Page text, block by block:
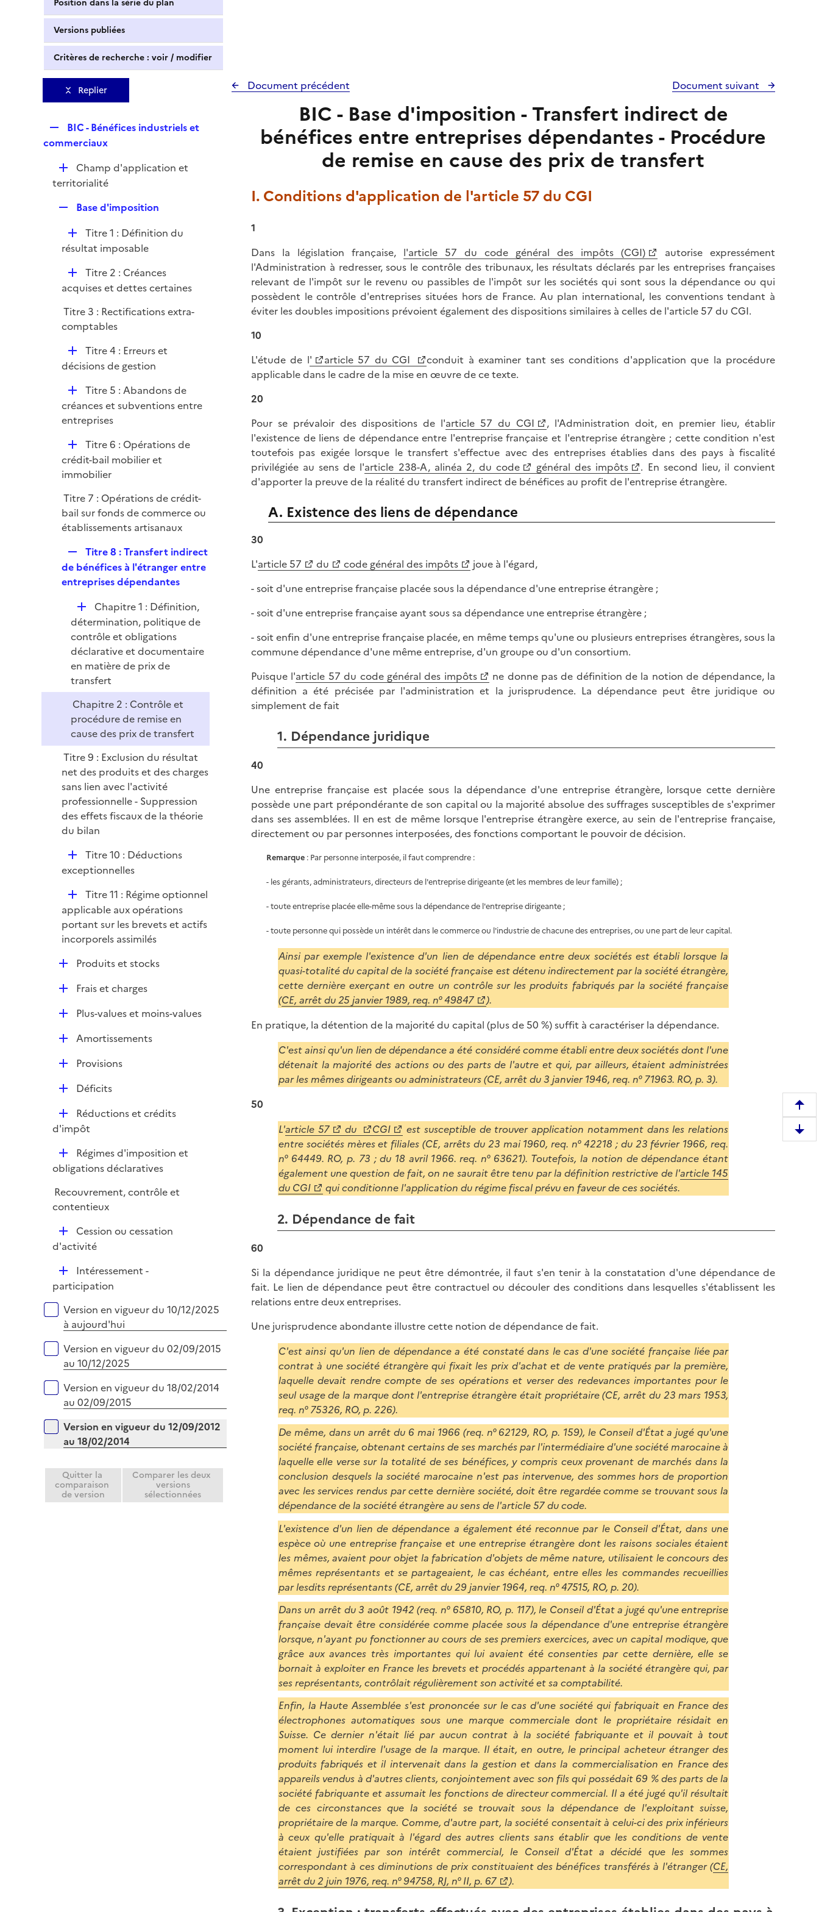
Position dans la série du plan
Versions publiées
Critères de recherche : voir / modifier
Replier
e
l
i
BIC - Bénéfices industriels et
commerciaux
D
é
i
e
r
Champ d'application et
territorialité
p
l
i
e
r
Base d'imposition
D
é
i
r
Titre 1 : Définition du
résultat imposable
D
é
l
i
r
Titre 2 : Créances
acquises et dettes certaines
Titre 3 : Rectifications extra-
comptables
D
é
i
e
Titre 4 : Erreurs et
décisions de gestion
D
é
p
e
r
Titre 5 : Abandons de
créances et subventions entre
entreprises
D
é
p
i
e
r
Titre 6 : Opérations de
crédit-bail mobilier et
immobilier
Titre 7 : Opérations de crédit-
bail sur fonds de commerce ou
établissements artisanaux
e
p
i
e
r
Titre 8 : Transfert indirect
de bénéfices à l'étranger entre
entreprises dépendantes
D
é
p
l
i
e
r
Chapitre 1 : Définition,
détermination, politique de
contrôle et obligations
déclarative et documentaire
en matière de prix de
transfert
Chapitre 2 : Contrôle et
procédure de remise en
cause des prix de transfert
Titre 9 : Exclusion du résultat
net des produits et des charges
sans lien avec l'activité
professionnelle - Suppression
des effets fiscaux de la théorie
du bilan
D
é
i
e
r
Titre 10 : Déductions
exceptionnelles
D
é
p
l
e
r
Titre 11 : Régime optionnel
applicable aux opérations
portant sur les brevets et actifs
incorporels assimilés
DProduits et stocks
DFrais et charges
D
p
Plus-values et moins-values
D
r
Amortissements
D
e
Provisions
D
l
r
Déficits
D
é
i
r
Réductions et crédits
d'impôt
D
é
l
i
Régimes d'imposition et
obligations déclaratives
Recouvrement, contrôle et
contentieux
D
é
i
e
r
Cession ou cessation
d'activité
D
é
l
i
e
Intéressement -
participation
Versions sur la période
Version en vigueur du 10/12/2025
à aujourd'hui
Version en vigueur du 02/09/2015
au 10/12/2025
Version en vigueur du 18/02/2014
au 02/09/2015
Version en vigueur du 12/09/2012
au 18/02/2014
Quitter la
comparaison
de version
Comparer les deux
versions
sélectionnées
Document précédent Document suivant
BIC - Base d'imposition - Transfert indirect de
bénéfices entre entreprises dépendantes - Procédure
de remise en cause des prix de transfert
I. Conditions d'application de l'article 57 du CGI
1
Dans la législation française, l'article 57 du code général des impôts (CGI)
autorise expressément
l'Administration à redresser, sous le contrôle des tribunaux, les résultats déclarés par les entreprises françaises
relevant de l'impôt sur le revenu ou passibles de l'impôt sur les sociétés qui sont sous la dépendance ou qui
possèdent le contrôle d'entreprises situées hors de France. Au plan international, les conventions tendant à
éviter les doubles impositions prévoient également des dispositions similaires à celles de l'article 57 du CGI.
10
L'étude de l' article 57 du CGI
conduit à examiner tant ses conditions d'application que la procédure
applicable dans le cadre de la mise en œuvre de ce texte.
20
Pour se prévaloir des dispositions de l'article 57 du CGI
, l'Administration doit, en premier lieu, établir
l'existence de liens de dépendance entre l'entreprise française et l'entreprise étrangère ; cette condition n'est
toutefois pas exigée lorsque le transfert s'effectue avec des entreprises établies dans des pays à fiscalité
privilégiée au sens de l'article 238-A, alinéa 2, du code général des impôts
. En second lieu, il convient
d'apporter la preuve de la réalité du transfert indirect de bénéfices au profit de l'entreprise étrangère.
A. Existence des liens de dépendance
30
L'article 57 du code général des impôts
joue à l'égard,
- soit d'une entreprise française placée sous la dépendance d'une entreprise étrangère ;
- soit d'une entreprise française ayant sous sa dépendance une entreprise étrangère ;
- soit enfin d'une entreprise française placée, en même temps qu'une ou plusieurs entreprises étrangères, sous la
commune dépendance d'une même entreprise, d'un groupe ou d'un consortium.
Puisque l'article 57 du code général des impôts
ne donne pas de définition de la notion de dépendance, la
définition a été précisée par l'administration et la jurisprudence. La dépendance peut être juridique ou
simplement de fait
1. Dépendance juridique
40
Une entreprise française est placée sous la dépendance d'une entreprise étrangère, lorsque cette dernière
possède une part prépondérante de son capital ou la majorité absolue des suffrages susceptibles de s'exprimer
dans ses assemblées. Il en est de même lorsque l'entreprise étrangère exerce, au sein de l'entreprise française,
directement ou par personnes interposées, des fonctions comportant le pouvoir de décision.
Remarque: Par personne interposée, il faut comprendre :
- les gérants, administrateurs, directeurs de l'entreprise dirigeante (et les membres de leur famille) ;
- toute entreprise placée elle-même sous la dépendance de l'entreprise dirigeante ;
- toute personne qui possède un intérêt dans le commerce ou l'industrie de chacune des entreprises, ou une part de leur capital.
Ainsi par exemple l'existence d'un lien de dépendance entre deux sociétés est établi lorsque la
quasi-totalité du capital de la société française est détenu indirectement par la société étrangère,
cette dernière exerçant en outre un contrôle sur les produits fabriqués par la société française
(CE, arrêt du 25 janvier 1989, req. n° 49847
).
En pratique, la détention de la majorité du capital (plus de 50 %) suffit à caractériser la dépendance.
C'est ainsi qu'un lien de dépendance a été considéré comme établi entre deux sociétés dont l'une
détenait la majorité des actions ou des parts de l'autre et qui, par ailleurs, étaient administrées
par les mêmes dirigeants ou administrateurs (CE, arrêt du 3 janvier 1946, req. n° 71963. RO, p. 3).
50
L'article 57 du CGI
est susceptible de trouver application notamment dans les relations
entre sociétés mères et filiales (CE, arrêts du 23 mai 1960, req. n° 42218 ; du 23 février 1966, req.
n° 64449. RO, p. 73 ; du 18 avril 1966. req. n° 63621). Toutefois, la notion de dépendance étant
également une question de fait, on ne saurait être tenu par la définition restrictive de l'article 145
du CGI
qui conditionne l'application du régime fiscal prévu en faveur de ces sociétés.
2. Dépendance de fait
60
Si la dépendance juridique ne peut être démontrée, il faut s'en tenir à la constatation d'une dépendance de
fait. Le lien de dépendance peut être contractuel ou découler des conditions dans lesquelles s'établissent les
relations entre deux entreprises.
Une jurisprudence abondante illustre cette notion de dépendance de fait.
C'est ainsi qu'un lien de dépendance a été constaté dans le cas d'une société française liée par
contrat à une société étrangère qui fixait les prix d'achat et de vente pratiqués par la première,
laquelle devait rendre compte de ses opérations et verser des redevances importantes pour le
seul usage de la marque dont l'entreprise étrangère était propriétaire (CE, arrêt du 23 mars 1953,
req. n° 75326, RO, p. 226).
De même, dans un arrêt du 6 mai 1966 (req. n° 62129, RO, p. 159), le Conseil d'État a jugé qu'une
société française, obtenant certains de ses marchés par l'intermédiaire d'une société marocaine à
laquelle elle verse sur la totalité de ses bénéfices, y compris ceux provenant de marchés dans la
conclusion desquels la société marocaine n'est pas intervenue, des sommes hors de proportion
avec les services rendus par cette dernière société, doit être regardée comme se trouvant sous la
dépendance de la société étrangère au sens de l'article 57 du code.
L'existence d'un lien de dépendance a également été reconnue par le Conseil d'État, dans une
espèce où une entreprise française et une entreprise étrangère dont les raisons sociales étaient
les mêmes, avaient pour objet la fabrication d'objets de même nature, utilisaient le concours des
mêmes représentants et se partageaient, le cas échéant, entre elles les commandes recueillies
par lesdits représentants (CE, arrêt du 29 janvier 1964, req. n° 47515, RO, p. 20).
Dans un arrêt du 3 août 1942 (req. n° 65810, RO, p. 117), le Conseil d'État a jugé qu'une entreprise
française devait être considérée comme placée sous la dépendance d'une entreprise étrangère
lorsque, n'ayant pu fonctionner au cours de ses premiers exercices, avec un capital modique, que
grâce aux avances très importantes qui lui avaient été consenties par cette dernière, elle se
bornait à exploiter en France les brevets et procédés appartenant à la société étrangère qui, par
ses représentants, contrôlait régulièrement son activité et sa comptabilité.
Enfin, la Haute Assemblée s'est prononcée sur le cas d'une société qui fabriquait en France des
électrophones automatiques sous une marque commerciale dont le propriétaire résidait en
Suisse. Ce dernier n'était lié par aucun contrat à la société fabriquante et il pouvait à tout
moment lui interdire l'usage de la marque. Il était, en outre, le principal acheteur étranger des
produits fabriqués et il intervenait dans la gestion et dans la commercialisation en France des
appareils vendus à d'autres clients, conjointement avec son fils qui possédait 69 % des parts de la
société fabriquante et assumait les fonctions de directeur commercial. Il a été jugé qu'il résultait
de ces circonstances que la société se trouvait sous la dépendance de l'exploitant suisse,
propriétaire de la marque. Comme, d'autre part, la société consentait à celui-ci des prix inférieurs
à ceux qu'elle pratiquait à l'égard des autres clients sans établir que les conditions de vente
étaient justifiées par son intérêt commercial, le Conseil d'État a décidé que les sommes
correspondant à ces diminutions de prix constituaient des bénéfices transférés à l'étranger (CE,
arrêt du 2 juin 1976, req. n° 94758, RJ, n° II, p. 67
).
e
m
D